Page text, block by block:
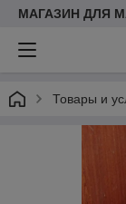
МАГАЗИН ДЛЯ
Товары и